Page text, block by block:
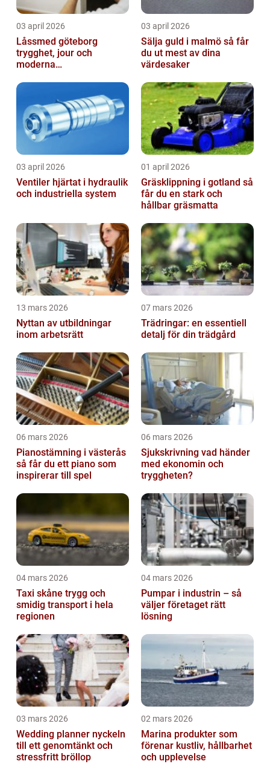
03 april 2026
Låssmed göteborg
trygghet, jour och
moderna
03 april 2026
Sälja guld i malmö så får
du ut mest av dina
värdesaker
03 april 2026
Ventiler hjärtat i hydraulik
och industriella system
01 april 2026
Gräsklippning i gotland så
får du en stark och
hållbar gräsmatta
13 mars 2026
Nyttan av utbildningar
inom arbetsrätt
07 mars 2026
Trädringar: en essentiell
detalj för din trädgård
06 mars 2026
Pianostämning i västerås
så får du ett piano som
inspirerar till spel
06 mars 2026
Sjukskrivning vad händer
med ekonomin och
tryggheten?
04 mars 2026
Taxi skåne trygg och
smidig transport i hela
regionen
04 mars 2026
Pumpar i industrin – så
väljer företaget rätt
lösning
03 mars 2026
Wedding planner nyckeln
till ett genomtänkt och
stressfritt bröllop
02 mars 2026
Marina produkter som
förenar kustliv, hållbarhet
och upplevelse